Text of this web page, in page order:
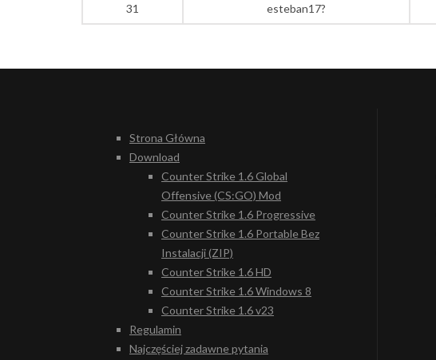
31 esteban17?
Strona Główna
Download
Counter Strike 1.6 Global
Offensive (CS:GO) Mod
Counter Strike 1.6 Progressive
Counter Strike 1.6 Portable Bez
Instalacji (ZIP)
Counter Strike 1.6 HD
Counter Strike 1.6 Windows 8
Counter Strike 1.6 v23
Regulamin
Najczęściej zadawne pytania